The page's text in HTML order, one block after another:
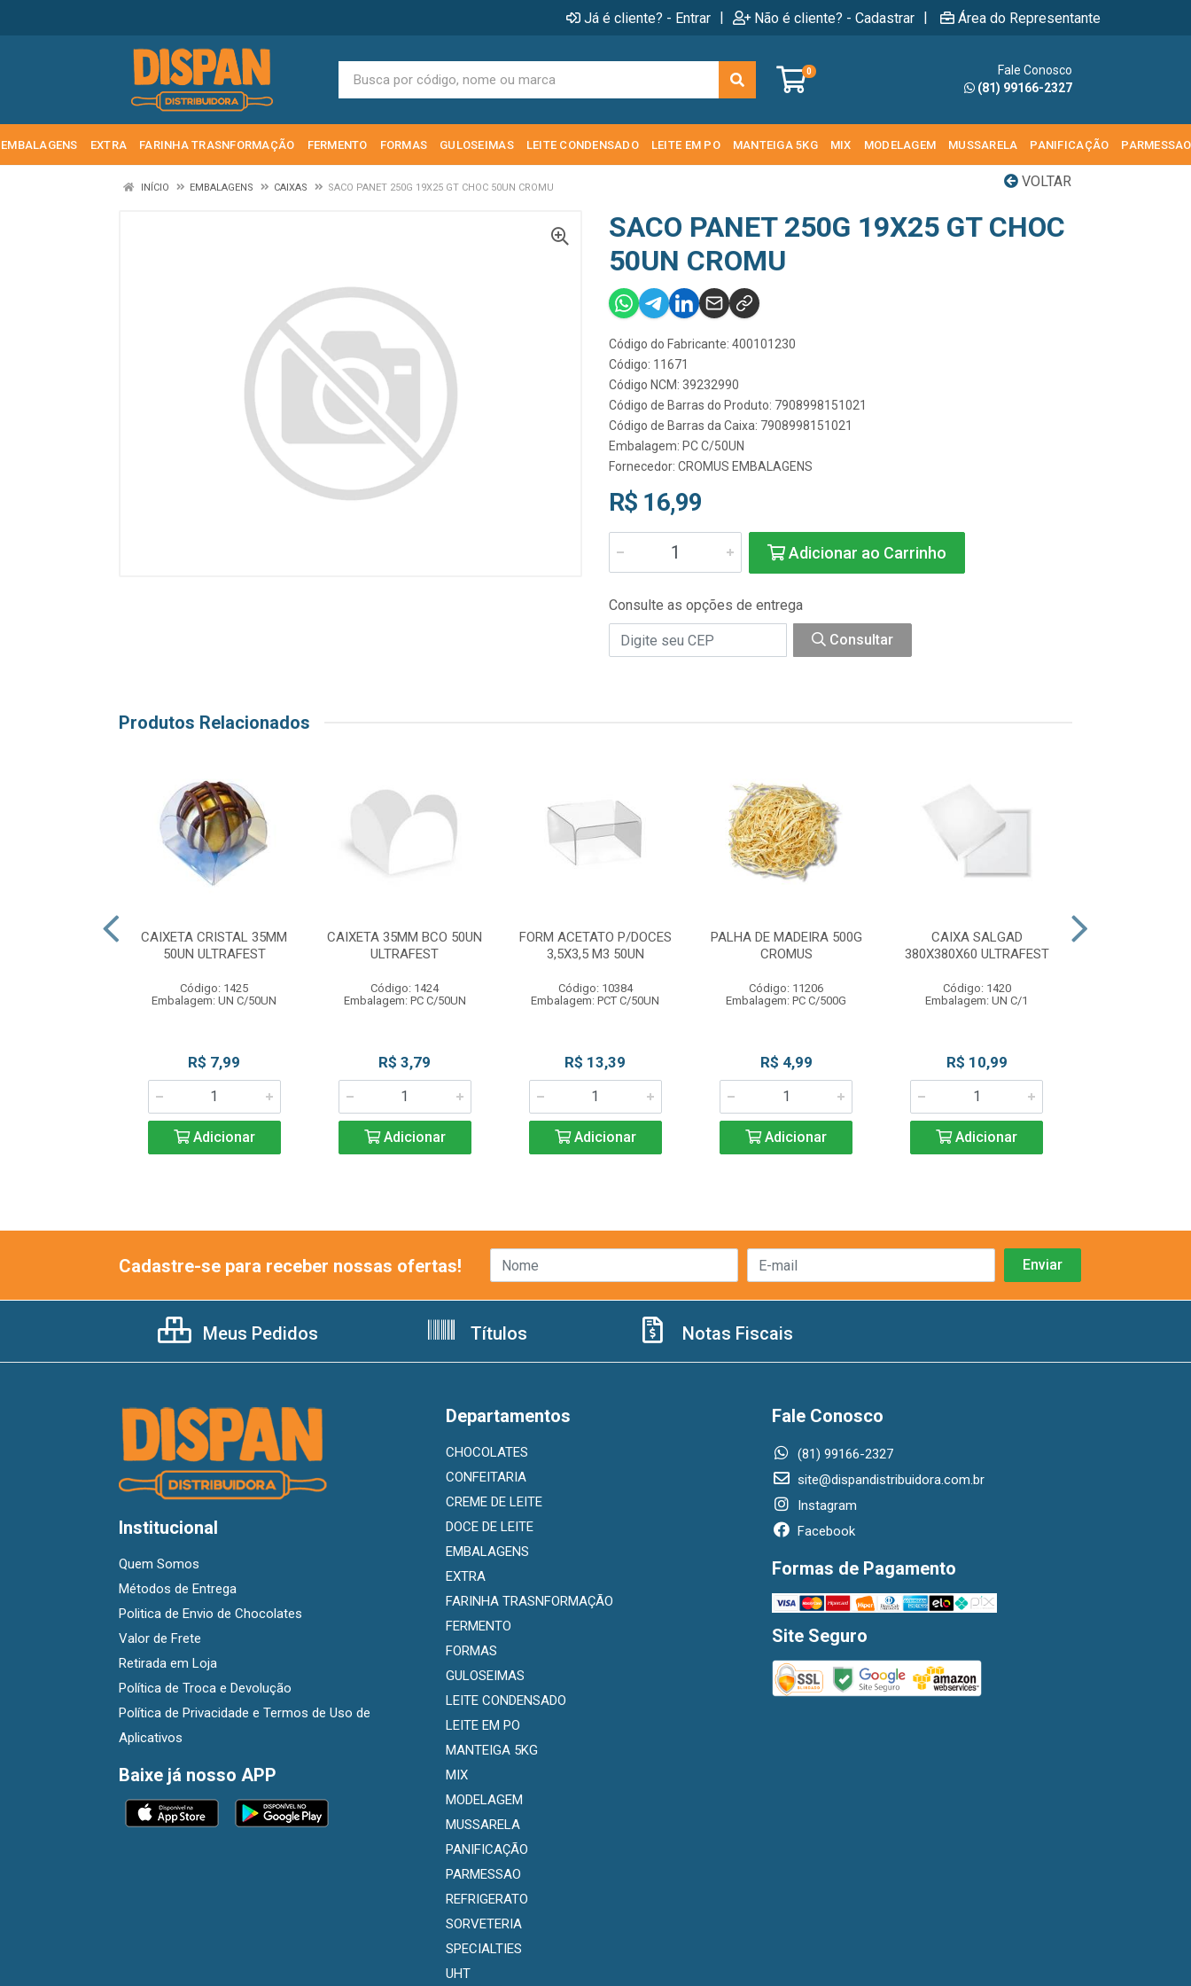
Já é cliente? - Entrar | Não é cliente? - Cadastrar | Área do Representante
0
Fale Conosco
(81) 99166-2327
EMBALAGENS EXTRA FARINHA TRASNFORMAÇÃO FERMENTO FORMAS GULOSEIMAS LEITE CONDENSADO LEITE EM PO MANTEIGA 5KG MIX MODELAGEM MUSSARELA PANIFICAÇÃO PARMESSAO
VOLTAR
INÍCIO EMBALAGENS CAIXAS SACO PANET 250G 19X25 GT CHOC 50UN CROMU
SACO PANET 250G 19X25 GT CHOC
50UN CROMU
Código do Fabricante: 400101230
Código: 11671
Código NCM: 39232990
Código de Barras do Produto: 7908998151021
Código de Barras da Caixa: 7908998151021
Embalagem: PC C/50UN
Fornecedor: CROMUS EMBALAGENS
R$ 16,99
Adicionar ao Carrinho
Consulte as opções de entrega
Consultar
Produtos Relacionados
CAIXETA CRISTAL 35MM
50UN ULTRAFEST
Código: 1425
Embalagem: UN C/50UN
R$ 7,99
Adicionar
CAIXETA 35MM BCO 50UN
ULTRAFEST
Código: 1424
Embalagem: PC C/50UN
R$ 3,79
Adicionar
FORM ACETATO P/DOCES
3,5X3,5 M3 50UN
Código: 10384
Embalagem: PCT C/50UN
R$ 13,39
Adicionar
PALHA DE MADEIRA 500G
CROMUS
Código: 11206
Embalagem: PC C/500G
R$ 4,99
Adicionar
CAIXA SALGAD
380X380X60 ULTRAFEST
Código: 1420
Embalagem: UN C/1
R$ 10,99
Adicionar
Cadastre-se para receber nossas ofertas!
Meus Pedidos Títulos Notas Fiscais
Institucional
Quem Somos
Métodos de Entrega
Politica de Envio de Chocolates
Valor de Frete
Retirada em Loja
Política de Troca e Devolução
Política de Privacidade e Termos de Uso de
Aplicativos
Baixe já nosso APP
Departamentos
CHOCOLATES
CONFEITARIA
CREME DE LEITE
DOCE DE LEITE
EMBALAGENS
EXTRA
FARINHA TRASNFORMAÇÃO
FERMENTO
FORMAS
GULOSEIMAS
LEITE CONDENSADO
LEITE EM PO
MANTEIGA 5KG
MIX
MODELAGEM
MUSSARELA
PANIFICAÇÃO
PARMESSAO
REFRIGERATO
SORVETERIA
SPECIALTIES
UHT
Fale Conosco
(81) 99166-2327
site@dispandistribuidora.com.br
Instagram
Facebook
Formas de Pagamento
Site Seguro